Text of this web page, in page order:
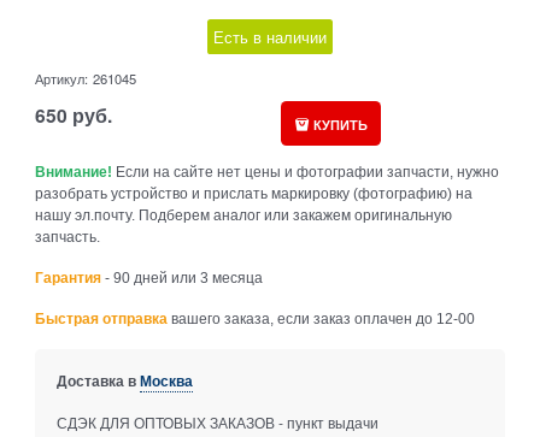
Есть в наличии
Артикул: 261045
650 руб. КУПИТЬ
Внимание! Если на сайте нет цены и фотографии запчасти, нужно
разобрать устройство и прислать маркировку (фотографию) на
нашу эл.почту. Подберем аналог или закажем оригинальную
запчасть.
Гарантия - 90 дней или 3 месяца
Быстрая отправка вашего заказа, если заказ оплачен до 12-00
Доставка вМосква
СДЭК ДЛЯ ОПТОВЫХ ЗАКАЗОВ - пункт выдачи